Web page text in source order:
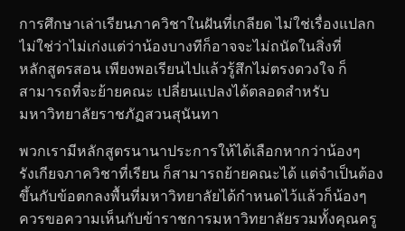
การศึกษาเล่าเรียนภาควิชาในฝันที่เกลียด ไม่ใช่เรื่องแปลก
ไม่ใช่ว่าไม่เก่งแต่ว่าน้องบางทีก็อาจจะไม่ถนัดในสิ่งที่
หลักสูตรสอน เพียงพอเรียนไปแล้วรู้สึกไม่ตรงดวงใจ ก็
สามารถที่จะย้ายคณะ เปลี่ยนแปลงได้ตลอดสำหรับ
มหาวิทยาลัยราชภัฏสวนสุนันทา
พวกเรามีหลักสูตรนานาประการให้ได้เลือกหากว่าน้องๆ
รังเกียจภาควิชาที่เรียน ก็สามารถย้ายคณะได้ แต่จำเป็นต้อง
ขึ้นกับข้อตกลงพื้นที่มหาวิทยาลัยได้กำหนดไว้แล้วก็น้องๆ
ควรขอความเห็นกับข้าราชการมหาวิทยาลัยรวมทั้งคุณครู